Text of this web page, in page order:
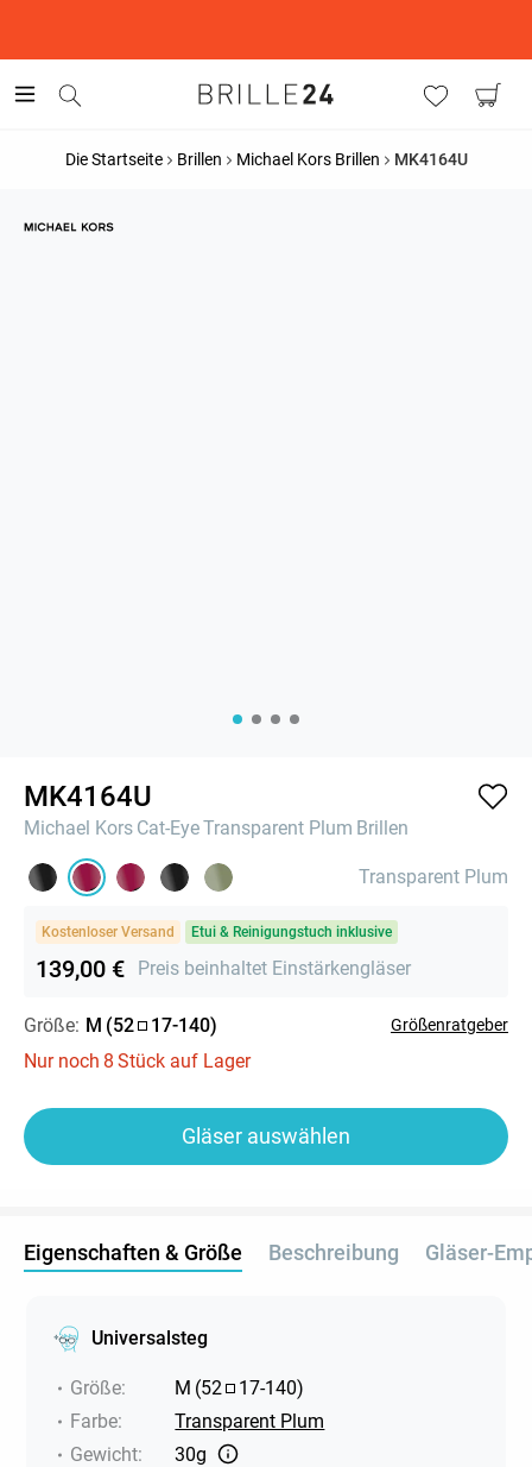
Die Startseite Brillen Michael Kors Brillen MK4164U
MK4164U
Michael Kors Cat-EyeTransparent Plum Brillen
Transparent Plum
Kostenloser Versand Etui & Reinigungstuch inklusive
139,00 € Preis beinhaltet Einstärkengläser
Größe: M (52 17-140) Größenratgeber
Nur noch 8 Stück auf Lager
Gläser auswählen
Eigenschaften & Größe Beschreibung Gläser-
Universalsteg
Größe: M (52 17-140)
Farbe:
Transparent Plum
Gewicht:
30g